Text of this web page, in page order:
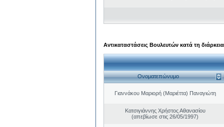
Αντικαταστάσεις Βουλευτών κατά τη
Ονοματεπώνυμο
Γιαννάκου Μαριορή (Μαριέττα) Παναγιώτη
Κατσιγιάννης Χρήστος Αθανασίου
(απεβίωσε στις 26/05/1997)